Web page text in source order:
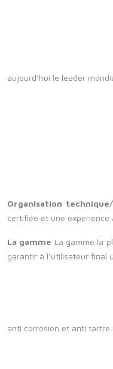
aujourd’hui le leader
Organisation
certifiée et une expérience
La gamme La gamme la
garantir à l’utilisateur final
anti corrosion et anti tartre